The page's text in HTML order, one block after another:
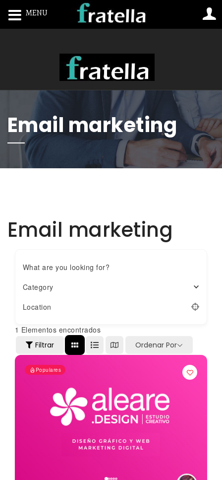
Email marketing
Email marketing
What are you looking for?
Category
Location
1 Elementos encontrados
Filtrar
Ordenar Por
Populares
MENU